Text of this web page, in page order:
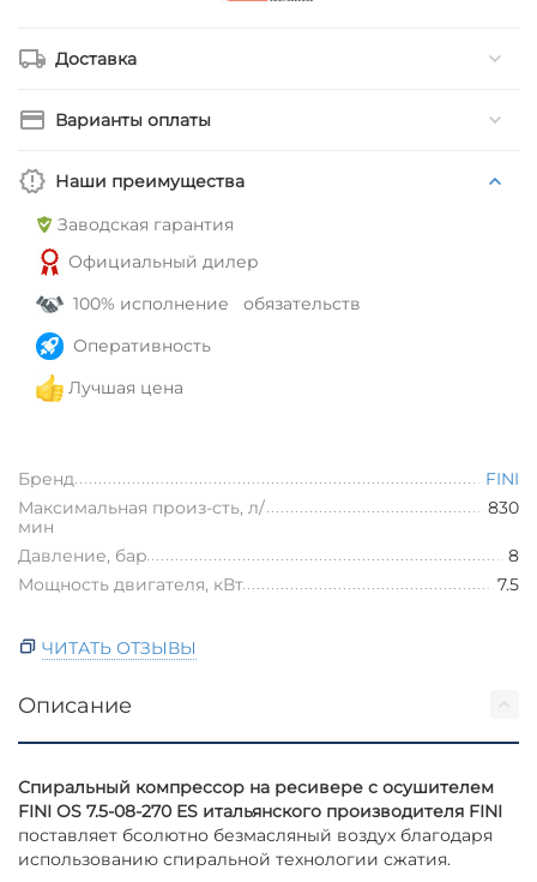
Доставка
Варианты оплаты
Наши преимущества
Заводская гарантия
Официальный дилер
100% исполнение обязательств
Оперативность
Лучшая цена
Бренд
FINI
Максимальная произ-сть, л/
мин
830
Давление, бар
8
Мощность двигателя, кВт
7.5
ЧИТАТЬ ОТЗЫВЫ
Описание
Спиральный компрессор на ресивере с осушителем
FINI OS 7.5-08-270 ES итальянского производителя FINI
поставляет бсолютно безмасляный воздух благодаря
использованию спиральной технологии сжатия.